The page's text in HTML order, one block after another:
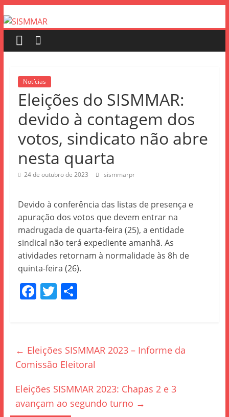
Notícias
Eleições do SISMMAR:
devido à contagem dos
votos, sindicato não abre
nesta quarta
24 de outubro de 2023 sismmarpr
Devido à conferência das listas de presença e
apuração dos votos que devem entrar na
madrugada de quarta-feira (25), a entidade
sindical não terá expediente amanhã. As
atividades retornam à normalidade às 8h de
quinta-feira (26).
F
b
o
o
k
T S
← Eleições SISMMAR 2023 – Informe da
Comissão Eleitoral
Eleições SISMMAR 2023: Chapas 2 e 3
avançam ao segundo turno →